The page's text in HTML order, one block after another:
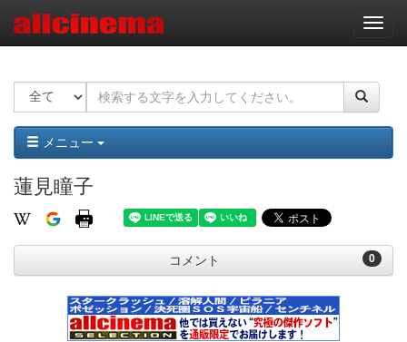
ナ
ビ
ー
ョ
ン
メニュー
蓮見瞳子
0
コメント